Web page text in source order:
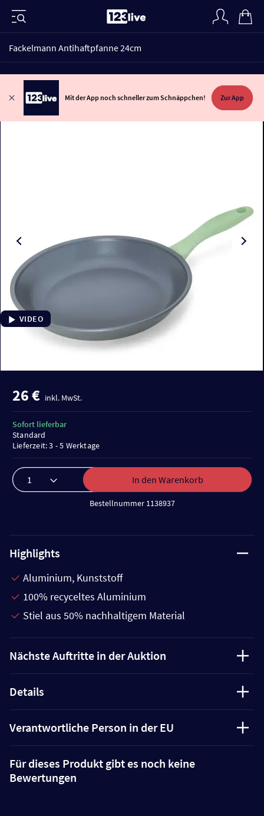
Fackelmann Antihaftpfanne 24cm
Mit der App noch schneller zum Schnäppchen! Zur App
VIDEO
26 € inkl. MwSt.
In den Warenkorb
Bestellnummer 1138937
Sofort lieferbar
Standard
Lieferzeit: 3 - 5 Werktage
Highlights
Aluminium, Kunststoff
100% recyceltes Aluminium
Stiel aus 50% nachhaltigem Material
Nächste Auftritte in der Auktion
Details
Verantwortliche Person in der EU
Für dieses Produkt gibt es noch keine
Bewertungen